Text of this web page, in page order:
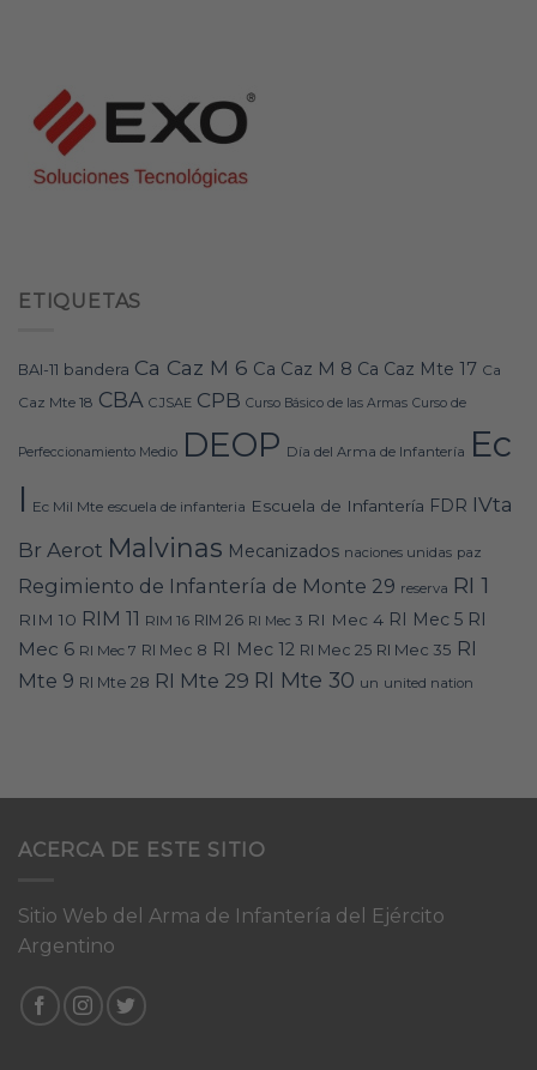
ETIQUETAS
BAI-11 bandera Ca Caz M 6 Ca Caz M 8 Ca Caz Mte 17 Ca
Caz Mte 18 CBA CJSAE CPB Curso Básico de las Armas Curso de
Perfeccionamiento Medio DEOP Día del Arma de Infantería Ec
I Ec Mil Mte escuela de infanteria Escuela de Infantería FDR IVta
Br Aerot Malvinas Mecanizados naciones unidas paz
Regimiento de Infantería de Monte 29 reserva RI 1
RIM 10 RIM 11 RIM 16 RIM 26 RI Mec 3 RI Mec 4 RI Mec 5 RI
Mec 6 RI Mec 7 RI Mec 8 RI Mec 12 RI Mec 25 RI Mec 35 RI
Mte 9 RI Mte 28 RI Mte 29 RI Mte 30 un united nation
ACERCA DE ESTE SITIO
Sitio Web del Arma de Infantería del Ejército
Argentino